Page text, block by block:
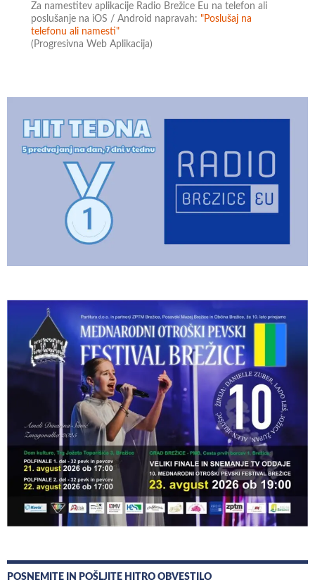
Za namestitev aplikacije Radio Brežice Eu na telefon ali
poslušanje na iOS / Android napravah:"Poslušaj na
telefonu ali namesti"
(Progresivna Web Aplikacija)
POSNEMITE IN POŠLJITE HITRO OBVESTILO